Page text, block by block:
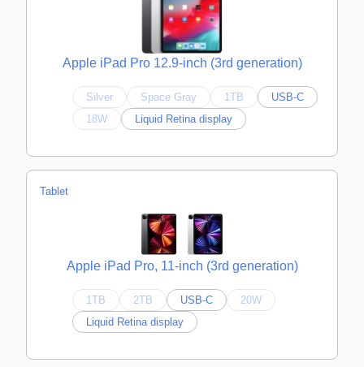
Apple iPad Pro 12.9-inch (3rd generation)
Silver Space Gray 1TB
USB-C
18W
Liquid Retina display
Tablet
Apple iPad Pro, 11-inch (3rd generation)
1TB 2TB USB-C
20W
Liquid Retina display